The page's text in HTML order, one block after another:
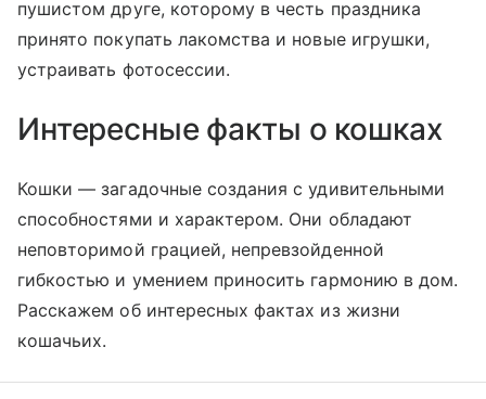
пушистом друге, которому в честь праздника
принято покупать лакомства и новые игрушки,
устраивать фотосессии.
Интересные факты о кошках
Кошки — загадочные создания с удивительными
способностями и характером. Они обладают
неповторимой грацией, непревзойденной
гибкостью и умением приносить гармонию в дом.
Расскажем об интересных фактах из жизни
кошачьих.